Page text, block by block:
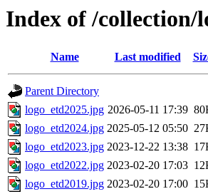
Index of /collection/
Name Last modified
Parent Directory
logo_etd2025.jpg 2026-05-11 17:39
logo_etd2024.jpg 2025-05-12 05:50
logo_etd2023.jpg 2023-12-22 13:38
logo_etd2022.jpg 2023-02-20 17:03
logo_etd2019.jpg 2023-02-20 17:00